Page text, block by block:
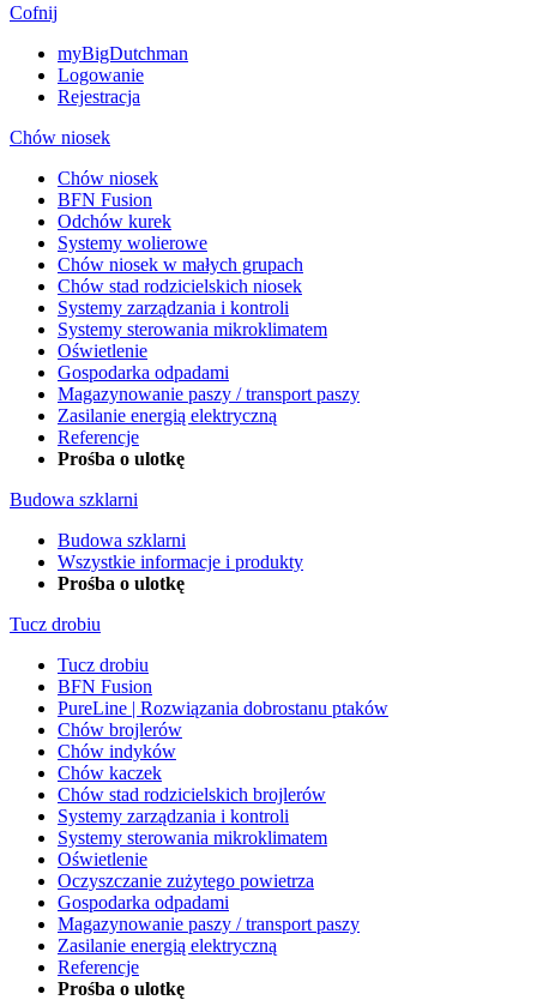
Cofnij
myBigDutchman
Logowanie
Rejestracja
Chów niosek
Chów niosek
BFN Fusion
Odchów kurek
Systemy wolierowe
Chów niosek w małych grupach
Chów stad rodzicielskich niosek
Systemy zarządzania i kontroli
Systemy sterowania mikroklimatem
Oświetlenie
Gospodarka odpadami
Magazynowanie paszy / transport paszy
Zasilanie energią elektryczną
Referencje
Prośba o ulotkę
Budowa szklarni
Budowa szklarni
Wszystkie informacje i produkty
Prośba o ulotkę
Tucz drobiu
Tucz drobiu
BFN Fusion
PureLine | Rozwiązania dobrostanu ptaków
Chów brojlerów
Chów indyków
Chów kaczek
Chów stad rodzicielskich brojlerów
Systemy zarządzania i kontroli
Systemy sterowania mikroklimatem
Oświetlenie
Oczyszczanie zużytego powietrza
Gospodarka odpadami
Magazynowanie paszy / transport paszy
Zasilanie energią elektryczną
Referencje
Prośba o ulotkę